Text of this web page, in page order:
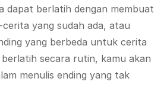
dapat berlatih dengan membuat
yang sudah ada, atau
yang berbeda untuk cerita
berlatih secara rutin, kamu akan
menulis ending yang tak